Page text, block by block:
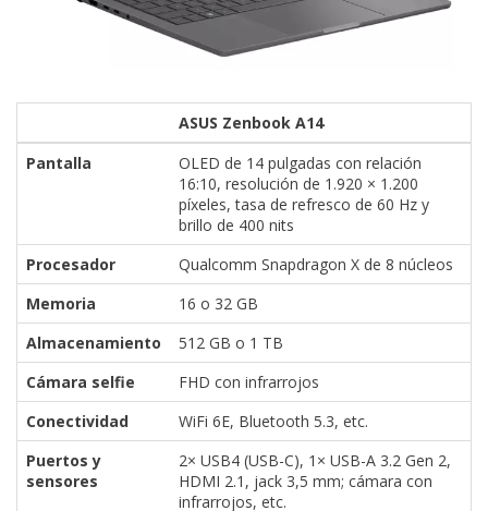
ASUS Zenbook A14
Pantalla
OLED de 14 pulgadas con relación
16:10, resolución de 1.920 × 1.200
píxeles, tasa de refresco de 60 Hz y
brillo de 400 nits
Procesador
Qualcomm Snapdragon X de 8 núcleos
Memoria
16 o 32 GB
Almacenamiento
512 GB o 1 TB
Cámara selfie
FHD con infrarrojos
Conectividad
WiFi 6E, Bluetooth 5.3, etc.
Puertos y
sensores
2× USB4 (USB-C), 1× USB-A 3.2 Gen 2,
HDMI 2.1, jack 3,5 mm; cámara con
infrarrojos, etc.